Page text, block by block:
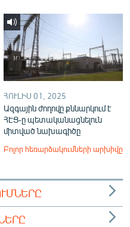
ՀՈՒԼԻՍ 01, 2025
Ազգային ժողովը քննարկում է
ՀԷՑ-ը պետականացնելուն
միտված նախագիծը
Բոլոր հեռարձակումների արխիվը